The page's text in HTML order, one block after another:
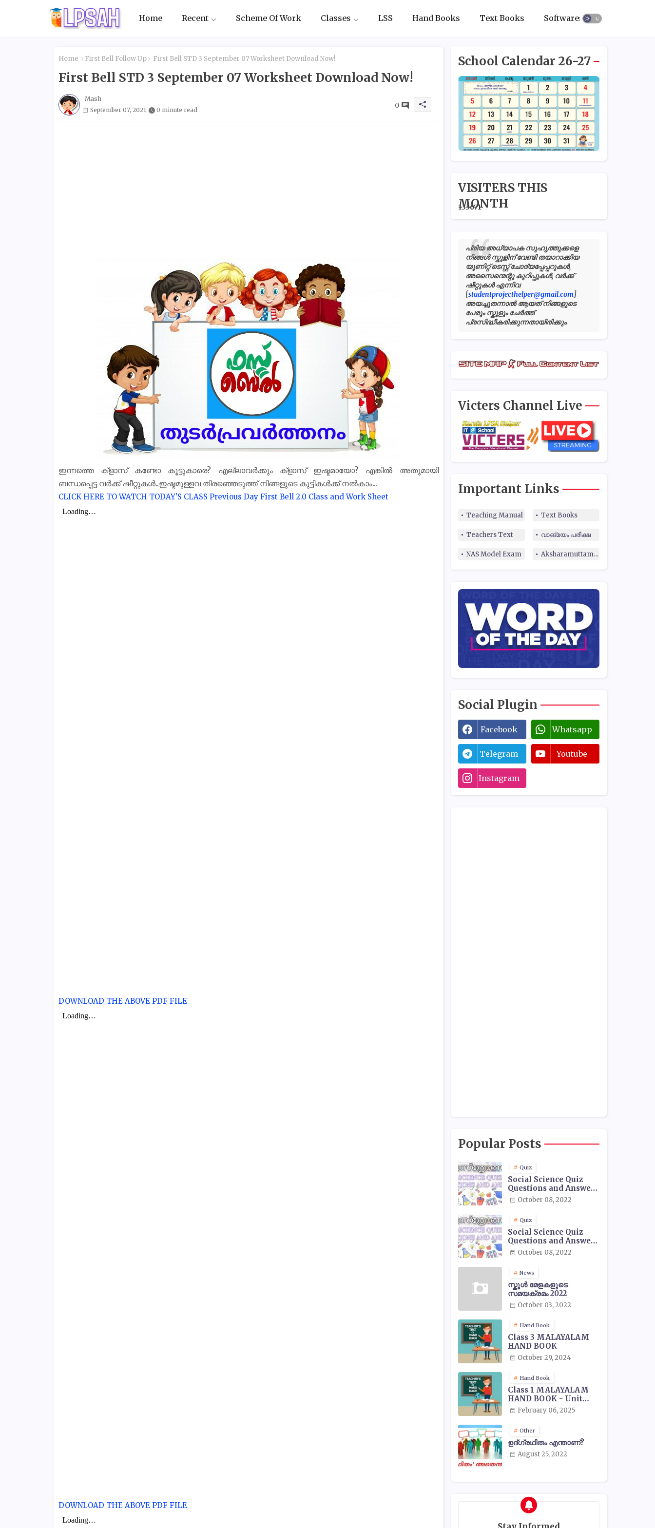
Home Recent Scheme Of Work Classes LSS Hand Books Text Books Softwares
Home First Bell Follow Up First Bell STD 3 September 07 Worksheet Download Now!
First Bell STD 3 September 07 Worksheet Download Now!
Mash
September 07, 2021
0 minute read
0
ഇന്നത്തെ ക്‌ളാസ് കണ്ടോ കൂട്ടുകാരെ? എല്ലാവർക്കും ക്‌ളാസ് ഇഷ്ടമായോ? എങ്കിൽ അതുമായി
ബന്ധപ്പെട്ട വർക്ക് ഷീറ്റുകൾ..ഇഷ്ടമുള്ളവ തിരഞ്ഞെടുത്ത് നിങ്ങളുടെ കുട്ടികൾക്ക് നൽകാം...
CLICK HERE TO WATCH TODAY'S CLASS Previous Day First Bell 2.0 Class and Work Sheet
DOWNLOAD THE ABOVE PDF FILE
DOWNLOAD THE ABOVE PDF FILE
School Calendar 26-27
VISITERS THIS
MONTH
133671
പ്രിയ അധ്യാപക സുഹൃത്തുക്കളെ
നിങ്ങൾ സ്കൂളിന് വേണ്ടി തയാറാക്കിയ
യൂണിറ്റ് ടെസ്റ്റ് ചോദ്യപ്പേപ്പറുകൾ,
അസൈന്മെന്റു കുറിപ്പുകൾ, വർക്ക്
ഷീറ്റുകൾ എന്നിവ
[studentprojecthelper@gmail.com]
അയച്ചുതന്നാൽ ആയത് നിങ്ങളുടെ
പേരും സ്കൂളും ചേർത്ത്
പ്രസിദ്ധീകരിക്കുന്നതായിരിക്കും.
Victers Channel Live
Important Links
Teaching Manual Text Books
Teachers Text വാങ്മയം പരീക്ഷ
NAS Model Exam Aksharamuttam Quiz
Social Plugin
Facebook Whatsapp
Telegram Youtube
Instagram
Popular Posts
Quiz
Social Science Quiz
Questions and Answers
- 01October 08, 2022
Quiz
Social Science Quiz
Questions and Answers
- 02October 08, 2022
News
സ്കൂൾ മേളകളുടെ
സമയക്രമം 2022
October 03, 2022
Hand Book
Class 3 MALAYALAM
HAND BOOK
October 29, 2024
Hand Book
Class 1 MALAYALAM
HAND BOOK - Unit
WiseFebruary 06, 2025
Other
ഉദ്ഗ്രഥിതം എന്താണ്?
August 25, 2022